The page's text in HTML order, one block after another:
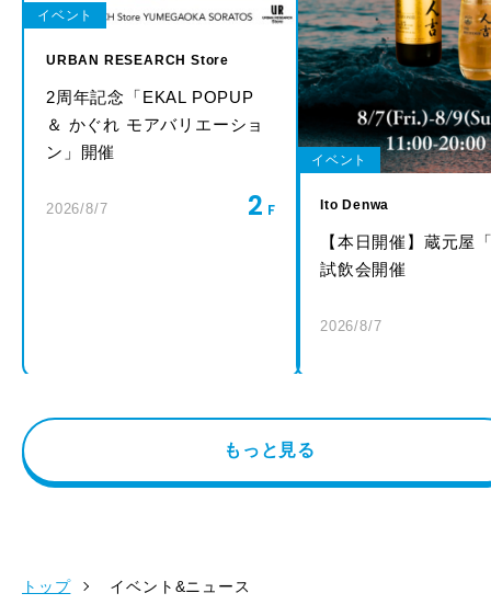
イベント
URBAN RESEARCH Store
2周年記念「EKAL POPUP
＆ かぐれ モアバリエーショ
ン」開催
2026/8/7 2
イベント
Ito Denwa
【本日開催】蔵元屋
試飲会開催
2026/8/7
もっと見る
トップ イベント&ニュース